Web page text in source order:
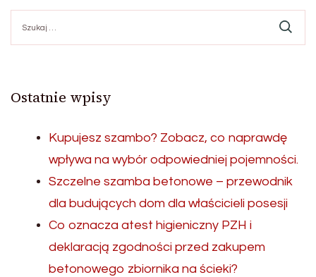
Ostatnie wpisy
Kupujesz szambo? Zobacz, co naprawdę
wpływa na wybór odpowiedniej pojemności.
Szczelne szamba betonowe – przewodnik
dla budujących dom dla właścicieli posesji
Co oznacza atest higieniczny PZH i
deklaracją zgodności przed zakupem
betonowego zbiornika na ścieki?